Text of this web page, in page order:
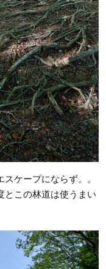
ケープにならず。。
とこの林道は使うまい